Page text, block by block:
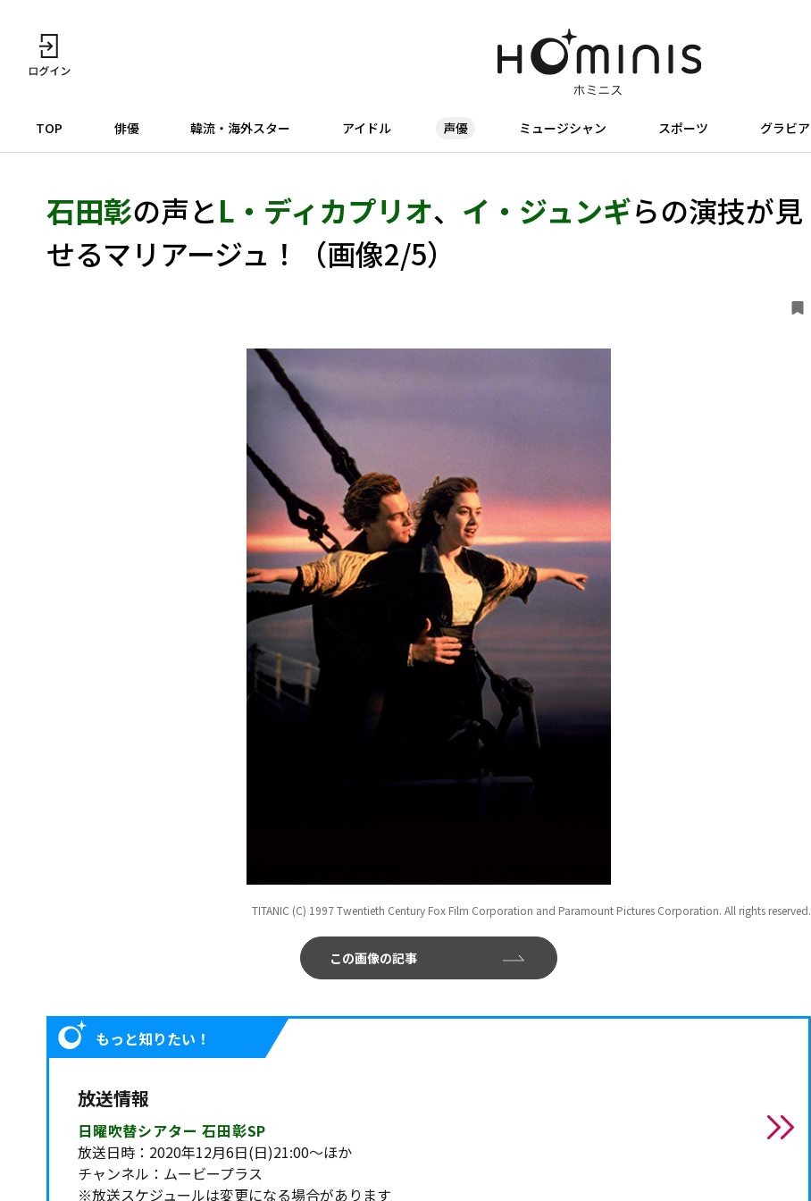
TOP 俳優 韓流・海外スター アイドル 声優 ミュージシャン スポーツ グラビア
石田彰の声とL・ディカプリオ、 イ・ジュンギらの演技が見
せるマリアージュ！（画像2/5）
TITANIC (C) 1997 Twentieth Century Fox Film Corporation and Paramount Pictures Corporation. All rights reserved.
この画像の記事
もっと知りたい！
放送情報
日曜吹替シアター 石田彰SP
放送日時：2020年12月6日(日)21:00～ほか
チャンネル：ムービープラス
※放送スケジュールは変更になる場合があります